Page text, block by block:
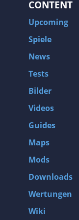
CONTENT
Upcoming
Spiele
News
Tests
Bilder
Videos
Guides
Maps
Mods
Downloads
Wertungen
Wiki